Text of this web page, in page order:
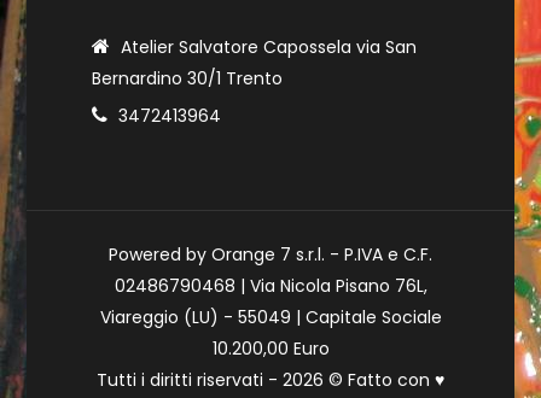
Atelier Salvatore Capossela via San
Bernardino 30/1 Trento
3472413964
Powered by Orange 7 s.r.l. - P.IVA e C.F.
02486790468 | Via Nicola Pisano 76L,
Viareggio (LU) - 55049 | Capitale Sociale
10.200,00 Euro
Tutti i diritti riservati - 2026 © Fatto con ♥